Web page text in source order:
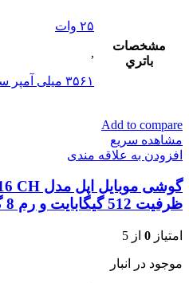
مشخصات
باتري
۲۵ وات
,
۳۵۶۱ میلی آمپر ساعت
Add to compare
مشاهده سریع
افزودن به علاقه مندی
ظرفیت 512 گیگابایت و رم 8 گیگابایت
امتیاز 0 از 5
موجود در انبار